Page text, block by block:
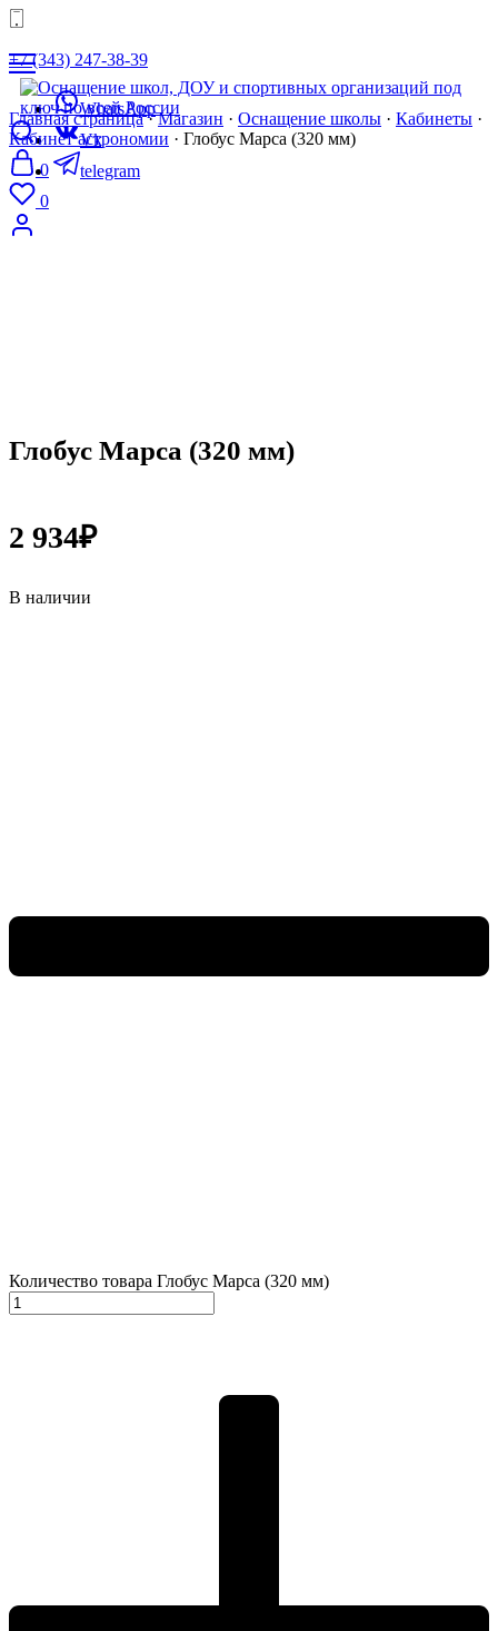
+7 (343) 247-38-39
WhatsApp
Vk
telegram
0
0
Главная страница·Магазин · Оснащение школы · Кабинеты ·
Кабинет астрономии · Глобус Марса (320 мм)
Глобус Марса (320 мм)
2 934₽
В наличии
Количество товара Глобус Марса (320 мм)